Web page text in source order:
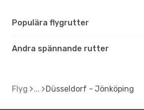
Populära flygrutter
Andra spännande rutter
Flyg Düsseldorf - Jönköping